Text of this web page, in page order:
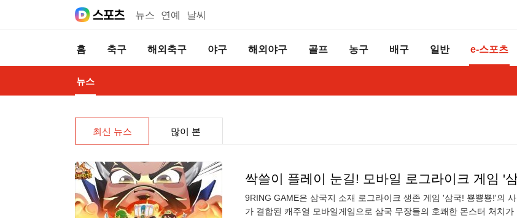
뉴스 연예 날씨
홈 축구 해외축구 야구 해외야구 골프 농구 배구 일반 e-스포츠
뉴스
최신 뉴스 많이 본
싹쓸이 플레이 눈길! 모바일 로그라이크 게임 '
9RING GAME은 삼국지 소재 로그라이크 생존 게임 '삼국! 뿅뿅뿅!'의
가 결합된 캐주얼 모바일게임으로 삼국 무장들의 호쾌한 몬스터 처치